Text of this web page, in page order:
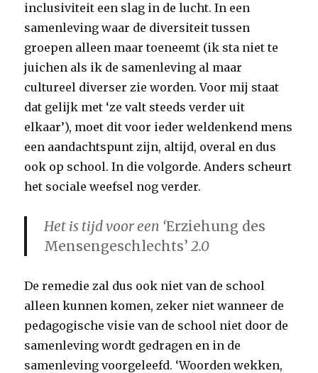
inclusiviteit een slag in de lucht. In een
samenleving waar de diversiteit tussen
groepen alleen maar toeneemt (ik sta niet te
juichen als ik de samenleving al maar
cultureel diverser zie worden. Voor mij staat
dat gelijk met ‘ze valt steeds verder uit
elkaar’), moet dit voor ieder weldenkend mens
een aandachtspunt zijn, altijd, overal en dus
ook op school. In die volgorde. Anders scheurt
het sociale weefsel nog verder.
Het is tijd voor een ‘Erziehung des
Mensengeschlechts’ 2.0
De remedie zal dus ook niet van de school
alleen kunnen komen, zeker niet wanneer de
pedagogische visie van de school niet door de
samenleving wordt gedragen en in de
samenleving voorgeleefd. ‘Woorden wekken,